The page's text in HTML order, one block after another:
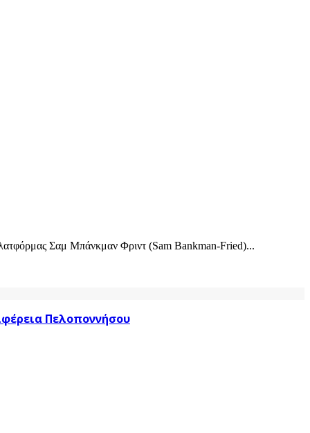
Σαμ Μπάνκμαν Φριντ (Sam Bankman-Fried)...
Πελοποννήσου